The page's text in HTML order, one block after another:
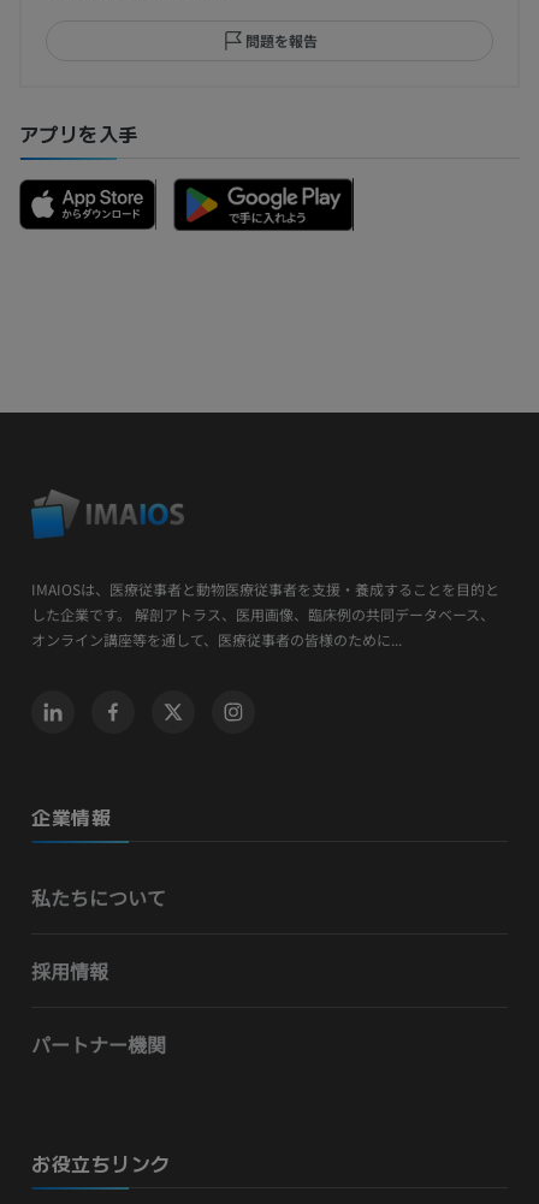
問題を報告
アプリを入手
IMAIOSは、医療従事者と動物医療従事者を支援・養成することを目的と
した企業です。 解剖アトラス、医用画像、臨床例の共同データベース、
オンライン講座等を通して、医療従事者の皆様のために...
企業情報
私たちについて
採用情報
パートナー機関
お役立ちリンク